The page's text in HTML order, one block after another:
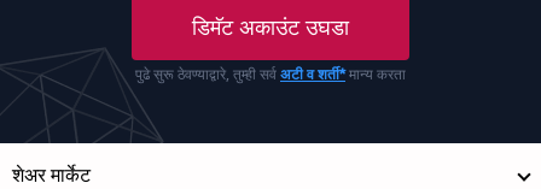
डिमॅट अकाउंट उघडा
पुढे सुरू ठेवण्याद्वारे, तुम्ही सर्व अटी व शर्ती*मान्य करता
शेअर मार्केट